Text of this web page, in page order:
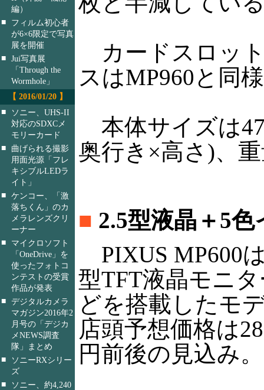
編）
■
フィルム初心者
が6×6限定で写真
展を開催
■ Jui写真展
「Through the
Wormhole」
【 2016/01/20 】
■
ソニー、UHS-II
対応のSDXCメ
モリーカード
■
曲げられる撮影
用面光源「フレ
キシブルLEDラ
イト」
■ ケンコー、「激
落ちくん」のカ
メラレンズクリ
ーナー
■
マイクロソフト
「OneDrive」を
使ったフォトコ
ンテストの受賞
作品が発表
■ デジタルカメラ
マガジン2016年2
月号の「デジカ
メNEWS調査
隊」まとめ
■
ソニーRXシリー
ズ
■
ソニー、約4,240
カードスロッ
スはMP960と同
本体サイズは
奥行き×高さ)、
■ 2.5型液晶＋5
PIXUS MP600
型TFT液晶モニ
どを搭載したモ
店頭予想価格は
円前後の見込み。